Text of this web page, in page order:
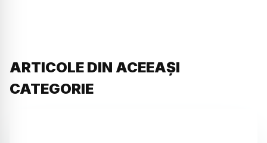
ARTICOLE DIN ACEEAȘI
CATEGORIE